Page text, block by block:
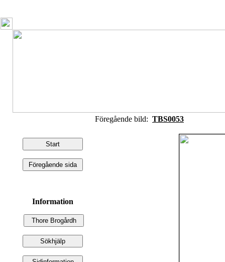
Information
Föregående bild: TBS0053